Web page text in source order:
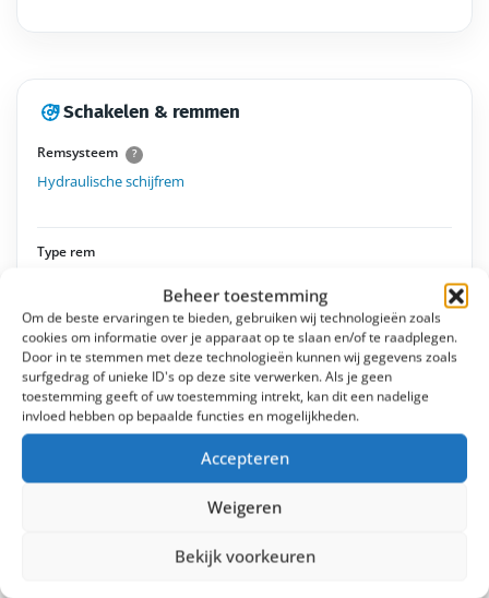
Beheer toestemming
Om de beste ervaringen te bieden, gebruiken wij technologieën zoals
cookies om informatie over je apparaat op te slaan en/of te raadplegen.
Door in te stemmen met deze technologieën kunnen wij gegevens zoals
surfgedrag of unieke ID's op deze site verwerken. Als je geen
toestemming geeft of uw toestemming intrekt, kan dit een nadelige
invloed hebben op bepaalde functies en mogelijkheden.
Accepteren
Weigeren
Bekijk voorkeuren
Schakelen & remmen
Remsysteem ?
Hydraulische schijfrem
Type rem
Type versnelling
Enviolo City